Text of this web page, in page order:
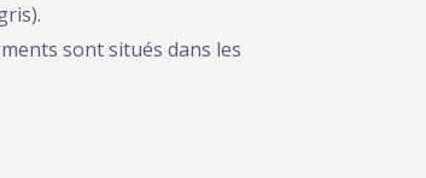
sont situés dans les